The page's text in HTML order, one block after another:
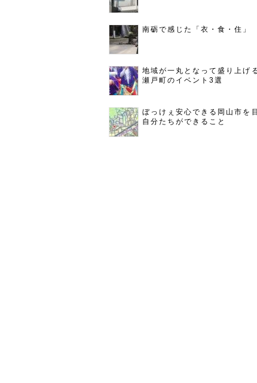
南砺で感じた「衣・食・住」
地域が一丸となって盛り上げ
瀬戸町のイベント3選
ぼっけぇ安心できる岡山市を
自分たちができること